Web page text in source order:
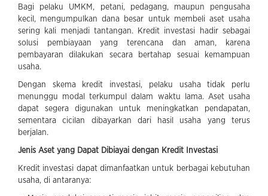
Bagi pelaku UMKM, petani, pedagang, maupun pengusaha
kecil, mengumpulkan dana besar untuk membeli aset usaha
sering kali menjadi tantangan. Kredit investasi hadir sebagai
solusi pembiayaan yang terencana dan aman, karena
pembayaran dilakukan secara bertahap sesuai kemampuan
usaha.
Dengan skema kredit investasi, pelaku usaha tidak perlu
menunggu modal terkumpul dalam waktu lama. Aset usaha
dapat segera digunakan untuk meningkatkan pendapatan,
sementara cicilan dibayarkan dari hasil usaha yang terus
berjalan.
Jenis Aset yang Dapat Dibiayai dengan Kredit Investasi
Kredit investasi dapat dimanfaatkan untuk berbagai kebutuhan
usaha, di antaranya: